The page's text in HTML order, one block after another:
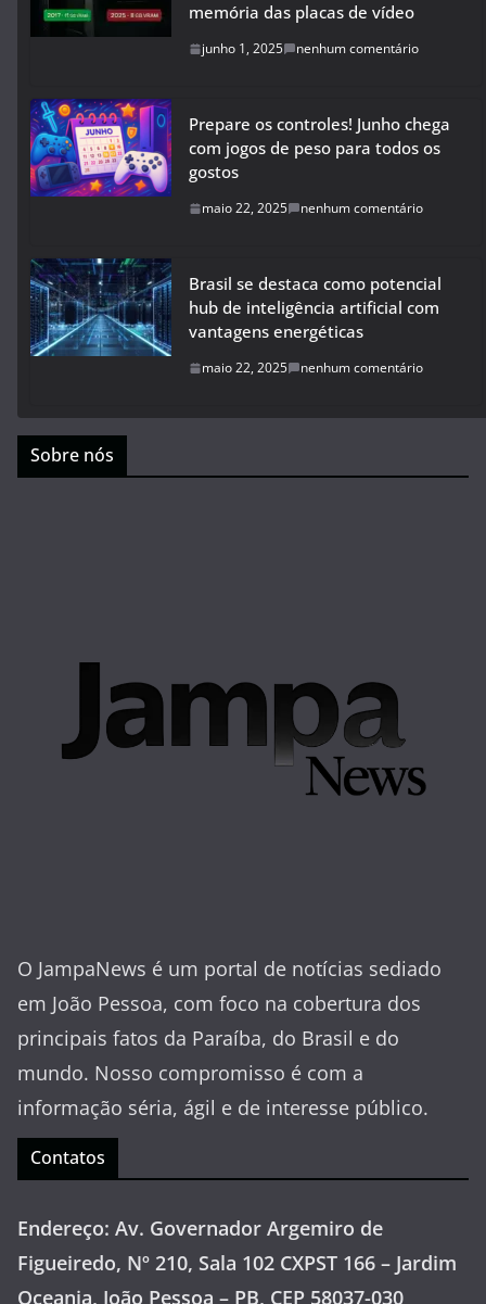
memória das placas de vídeo
junho 1, 2025 nenhum comentário
Prepare os controles! Junho chega
com jogos de peso para todos os
gostos
maio 22, 2025 nenhum comentário
Brasil se destaca como potencial
hub de inteligência artificial com
vantagens energéticas
maio 22, 2025 nenhum comentário
Sobre nós
O JampaNews é um portal de notícias sediado
em João Pessoa, com foco na cobertura dos
principais fatos da Paraíba, do Brasil e do
mundo. Nosso compromisso é com a
informação séria, ágil e de interesse público.
Contatos
Endereço: Av. Governador Argemiro de
Figueiredo, Nº 210, Sala 102 CXPST 166 – Jardim
Oceania, João Pessoa – PB, CEP 58037-030